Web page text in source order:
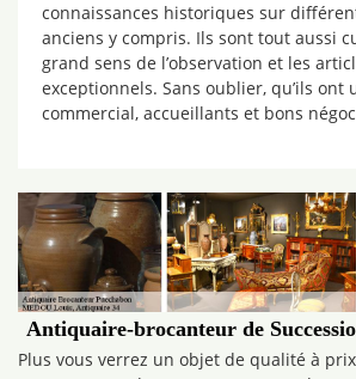
connaissances historiques sur
anciens y compris. Ils sont tout aussi
grand sens de l’observation et les
exceptionnels. Sans oublier, qu’ils ont
commercial, accueillants et bons
Antiquaire-brocanteur de
Plus vous verrez un objet de qualité à